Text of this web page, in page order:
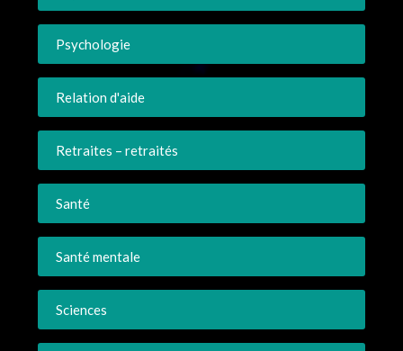
Psychologie
Relation d'aide
Retraites – retraités
Santé
Santé mentale
Sciences